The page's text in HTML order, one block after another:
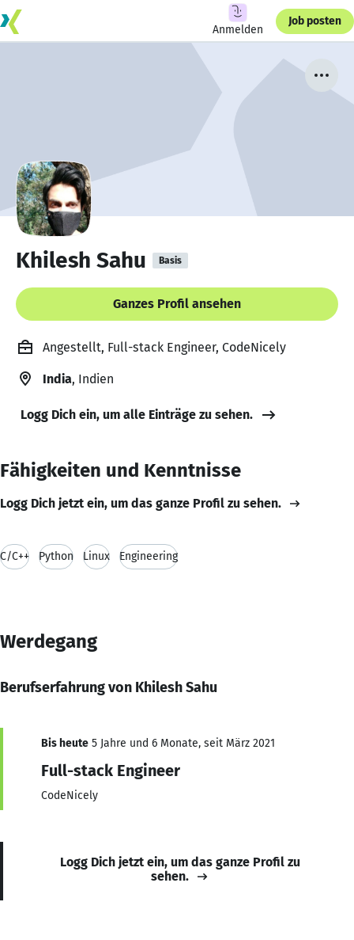
Anmelden
Job posten
Khilesh Sahu Basis
Ganzes Profil ansehen
Angestellt, Full-stack Engineer, CodeNicely
India, Indien
Logg Dich ein, um alle Einträge zu sehen.
Fähigkeiten und Kenntnisse
Logg Dich jetzt ein, um das ganze Profil zu sehen.
C/C++ Python Linux Engineering
Werdegang
Berufserfahrung von Khilesh Sahu
Bis heute 5 Jahre und 6 Monate, seit März 2021
Full-stack Engineer
CodeNicely
Logg Dich jetzt ein, um das ganze Profil zu
sehen.